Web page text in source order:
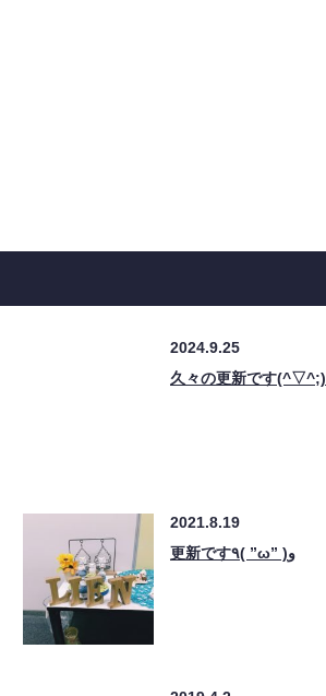
2024.9.25
久々の更新です(^▽^;)
2021.8.19
更新です٩( ”ω” )و